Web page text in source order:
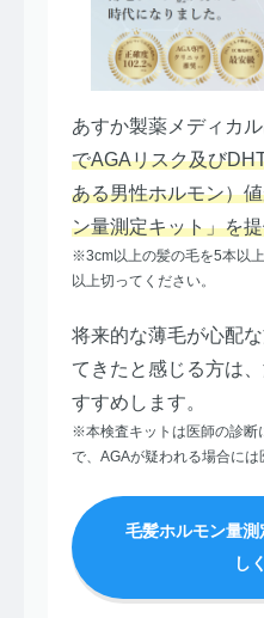
あすか製薬メディカ
でAGAリスク及び
ある男性ホルモン）
ン量測定キット」を
※3cm以上の髪の毛を5本以
以上切ってください。
将来的な薄毛が心配
てきたと感じる方は
すすめします。
※本検査キットは医師の診断
で、AGAが疑われる場合には
毛髪ホルモン量
し